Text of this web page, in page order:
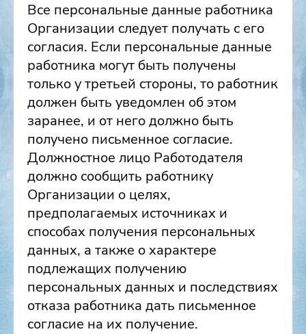
Все персональные данные работника
Организации следует получать с его
согласия. Если персональные данные
работника могут быть получены
только у третьей стороны, то работник
должен быть уведомлен об этом
заранее, и от него должно быть
получено письменное согласие.
Должностное лицо Работодателя
должно сообщить работнику
Организации о целях,
предполагаемых источниках и
способах получения персональных
данных, а также о характере
подлежащих получению
персональных данных и последствиях
отказа работника дать письменное
согласие на их получение.